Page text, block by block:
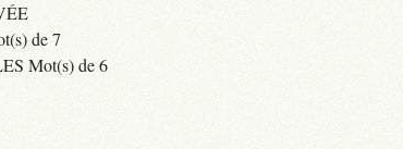
de 7
Mot(s) de 6